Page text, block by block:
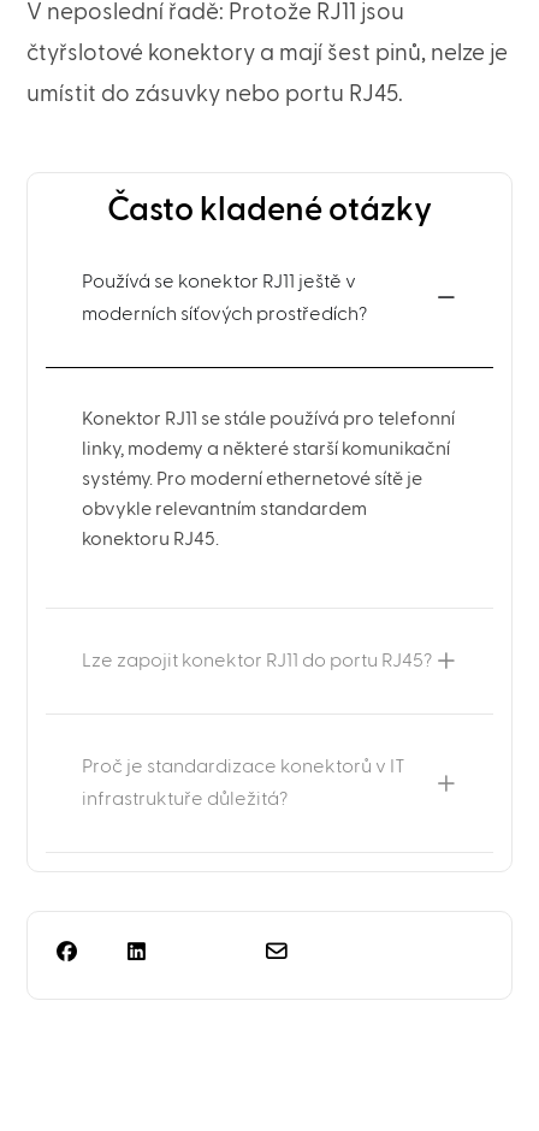
V neposlední řadě: Protože RJ11 jsou
čtyřslotové konektory a mají šest pinů, nelze je
umístit do zásuvky nebo portu RJ45.
Často kladené otázky
Používá se konektor RJ11 ještě v
moderních síťových prostředích?
Konektor RJ11 se stále používá pro telefonní
linky, modemy a některé starší komunikační
systémy. Pro moderní ethernetové sítě je
obvykle relevantním standardem
konektoru RJ45.
Lze zapojit konektor RJ11 do portu RJ45?
Proč je standardizace konektorů v IT
infrastruktuře důležitá?